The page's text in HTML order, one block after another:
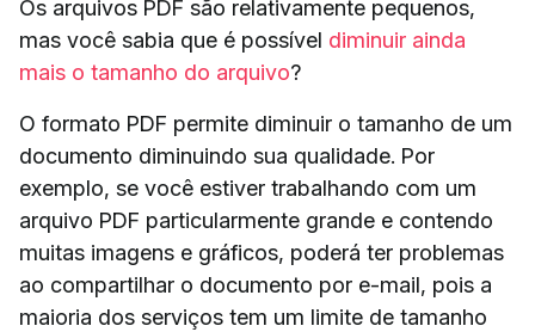
Os arquivos PDF são relativamente pequenos,
mas você sabia que é possível diminuir ainda
mais o tamanho do arquivo?
O formato PDF permite diminuir o tamanho de um
documento diminuindo sua qualidade. Por
exemplo, se você estiver trabalhando com um
arquivo PDF particularmente grande e contendo
muitas imagens e gráficos, poderá ter problemas
ao compartilhar o documento por e-mail, pois a
maioria dos serviços tem um limite de tamanho